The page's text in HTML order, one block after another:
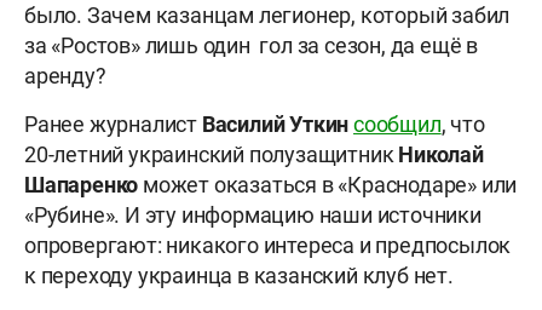
было. Зачем казанцам легионер, который забил
за «Ростов» лишь один гол за сезон, да ещё в
аренду?
Ранее журналист Василий Уткинсообщил, что
20-летний украинский полузащитник Николай
Шапаренко может оказаться в «Краснодаре» или
«Рубине». И эту информацию наши источники
опровергают: никакого интереса и предпосылок
к переходу украинца в казанский клуб нет.